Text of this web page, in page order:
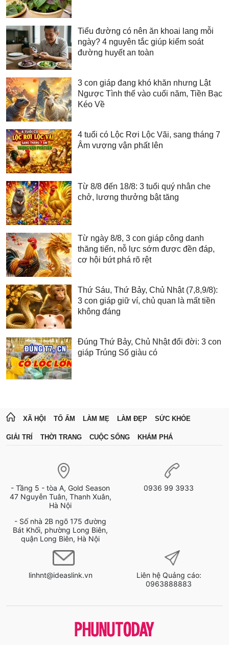
Tiểu đường có nên ăn khoai lang mỗi
ngày? 4 nguyên tắc giúp kiểm soát
đường huyết an toàn
3 con giáp đang khó khăn nhưng Lật
Ngược Tình thế vào cuối năm, Tiền Bạc
Kéo Về
4 tuổi có Lộc Rơi Lộc Vãi, sang tháng 7
Âm vượng vận phất lên
Từ 8/8 đến 18/8: 3 tuổi quý nhân che
chở, lương thưởng bật tăng
Từ ngày 8/8, 3 con giáp công danh
thăng tiến, nỗ lực sớm được đền đáp,
cơ hội bứt phá rõ rệt
Thứ Sáu, Thứ Bảy, Chủ Nhật (7,8,9/8):
3 con giáp giữ ví, chủ quan là mất tiền
không đáng
Đúng Thứ Bảy, Chủ Nhật đổi đời: 3 con
giáp Trúng Số giàu có
XÃ HỘI TỔ ẤM LÀM MẸ LÀM ĐẸP SỨC KHỎE
GIẢI TRÍ THỜI TRANG CUỘC SỐNG KHÁM PHÁ
- Tầng 5 - tòa A, Gold Season
47 Nguyễn Tuân, Thanh Xuân,
Hà Nội
- Số nhà 2B ngõ 175 đường
Bát Khối, phường Long Biên,
quận Long Biên, Hà Nội
0936 99 3933
linhnt@ideaslink.vn
Liên hệ Quảng cáo:
0963888883